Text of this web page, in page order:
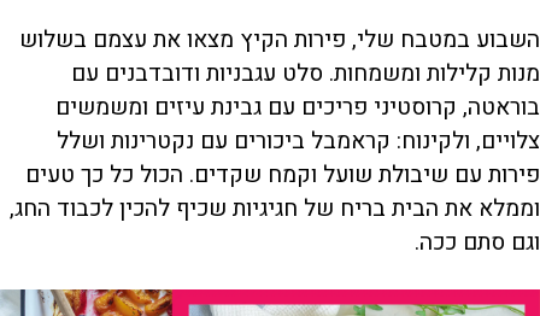
השבוע במטבח שלי, פירות הקיץ מצאו את עצמם בשלוש
מנות קלילות ומשמחות. סלט עגבניות ודובדבנים עם
בוראטה, קרוסטיני פריכים עם גבינת עיזים ומשמשים
צלויים, ולקינוח: קראמבל ביכורים עם נקטרינות ושלל
פירות עם שיבולת שועל וקמח שקדים. הכול כל כך טעים
וממלא את הבית בריח של חגיגיות שכיף להכין לכבוד החג,
וגם סתם ככה.